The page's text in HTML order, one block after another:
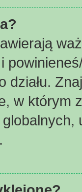
działu.
w którym